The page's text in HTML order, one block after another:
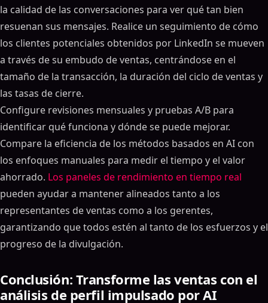
la calidad de las conversaciones para ver qué tan bien
resuenan sus mensajes. Realice un seguimiento de cómo
los clientes potenciales obtenidos por LinkedIn se mueven
a través de su embudo de ventas, centrándose en el
tamaño de la transacción, la duración del ciclo de ventas y
las tasas de cierre.
Configure revisiones mensuales y pruebas A/B para
identificar qué funciona y dónde se puede mejorar.
Compare la eficiencia de los métodos basados ​​en AI con
los enfoques manuales para medir el tiempo y el valor
ahorrado. Los paneles de rendimiento en tiempo real
pueden ayudar a mantener alineados tanto a los
representantes de ventas como a los gerentes,
garantizando que todos estén al tanto de los esfuerzos y el
progreso de la divulgación.
Conclusión: Transforme las ventas con el
análisis de perfil impulsado por AI